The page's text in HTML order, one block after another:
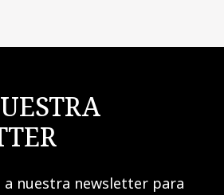
nuestra newsletter para